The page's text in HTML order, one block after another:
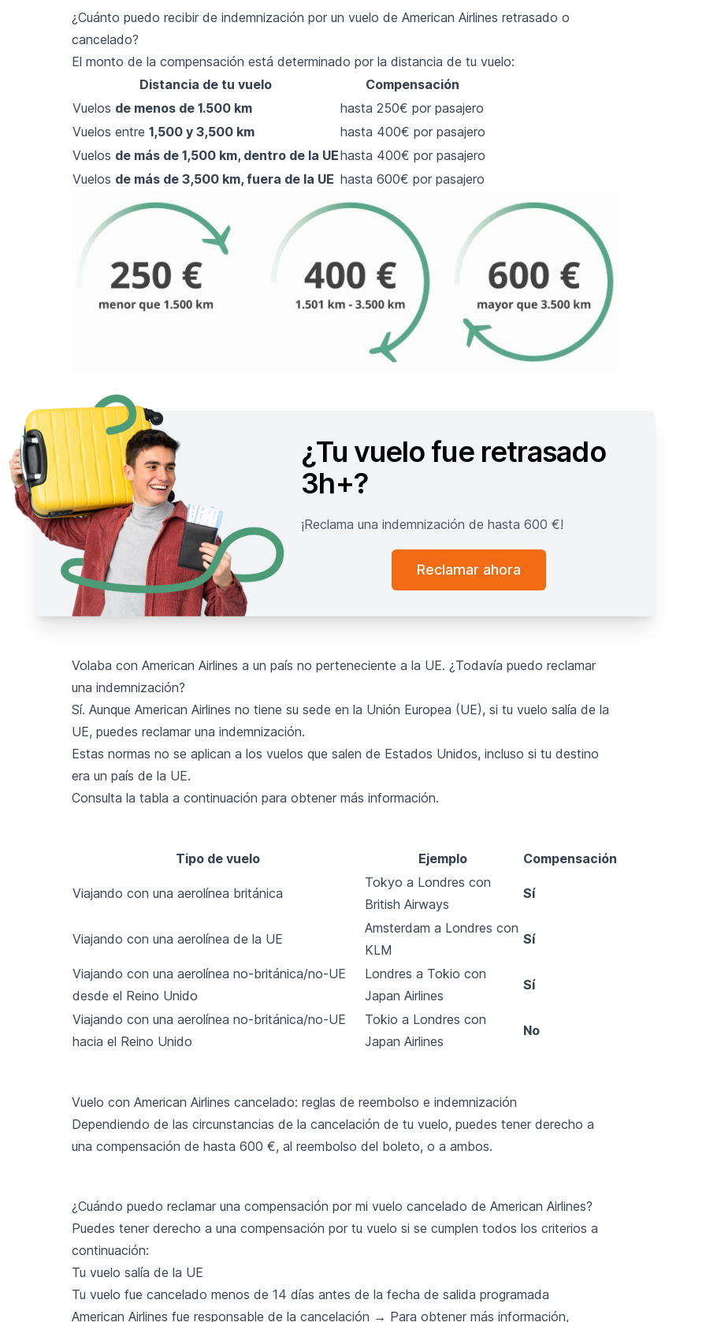
¿Cuánto puedo recibir de indemnización por un vuelo de American Airlines retrasado o
cancelado?
El monto de la compensación está determinado por la distancia de tu vuelo:
Distancia de tu vuelo
Compensación
Vuelos de menos de 1.500 km
hasta 250€ por pasajero
Vuelos entre 1,500 y 3,500 km
hasta 400€ por pasajero
Vuelos de más de 1,500 km, dentro de la UEhasta 400€ por pasajero
Vuelos de más de 3,500 km, fuera de la UE hasta 600€ por pasajero
¿Tu vuelo fue retrasado
3h+?
¡Reclama una indemnización de hasta 600 €!
Reclamar ahora
Volaba con American Airlines a un país no perteneciente a la UE. ¿Todavía puedo reclamar
una indemnización?
Sí. Aunque American Airlines no tiene su sede en la Unión Europea (UE), si tu vuelo salía de la
UE, puedes reclamar una indemnización.
Estas normas no se aplican a los vuelos que salen de Estados Unidos, incluso si tu destino
era un país de la UE.
Consulta la tabla a continuación para obtener más información.
Tipo de vuelo Ejemplo Compensación
Viajando con una aerolínea británica
Tokyo a Londres con
British Airways
Sí
Viajando con una aerolínea de la UE
Amsterdam a Londres con
KLM
Sí
Viajando con una aerolínea no-británica/no-UE
desde el Reino Unido
Londres a Tokio con
Japan Airlines
Sí
Viajando con una aerolínea no-británica/no-UE
hacia el Reino Unido
Tokio a Londres con
Japan Airlines
No
Vuelo con American Airlines cancelado: reglas de reembolso e indemnización
Dependiendo de las circunstancias de la cancelación de tu vuelo, puedes tener derecho a
una compensación de hasta 600 €, al reembolso del boleto, o a ambos.
¿Cuándo puedo reclamar una compensación por mi vuelo cancelado de American Airlines?
Puedes tener derecho a una compensación por tu vuelo si se cumplen todos los criterios a
continuación:
Tu vuelo salía de la UE
Tu vuelo fue cancelado menos de 14 días antes de la fecha de salida programada
American Airlines fue responsable de la cancelación → Para obtener más información,